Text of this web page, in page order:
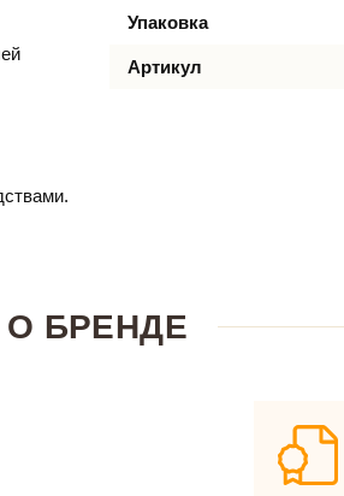
Упаковка
Артикул
О БРЕНДЕ